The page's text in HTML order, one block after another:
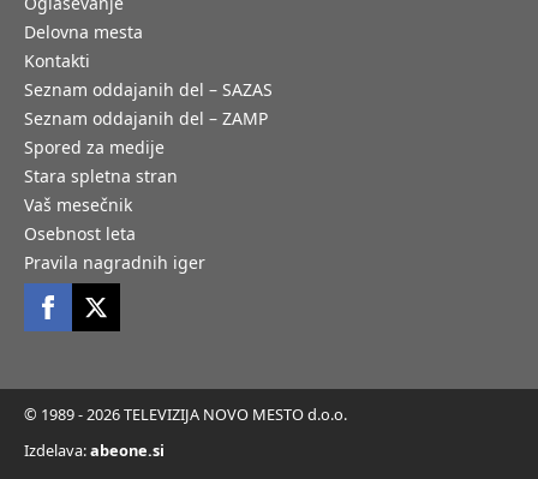
Delovna mesta
Kontakti
Seznam oddajanih del – SAZAS
Seznam oddajanih del – ZAMP
Spored za medije
Stara spletna stran
Vaš mesečnik
Osebnost leta
Pravila nagradnih iger
© 1989 - 2026 TELEVIZIJA NOVO MESTO d.o.o.
Izdelava:abeone.si